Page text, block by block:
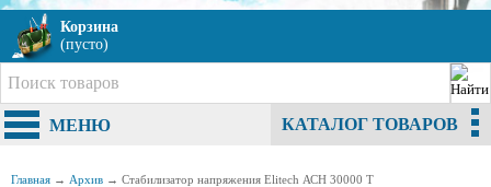
Корзина
(пусто)
МЕНЮ КАТАЛОГ ТОВАРОВ
Главная → Архив → Стабилизатор напряжения Elitech АСН 30000 Т